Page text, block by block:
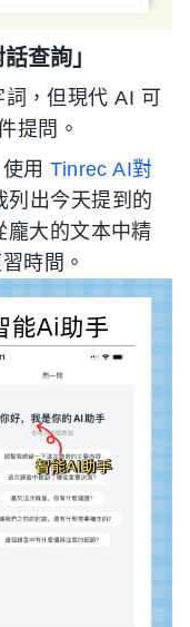
查詢」
，但現代 AI 可
提問。
使用Tinrec AI對
列出今天提到的
龐大的文本中精
時間。